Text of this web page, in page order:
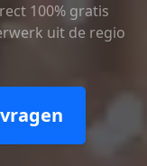
100% gratis
uit de regio